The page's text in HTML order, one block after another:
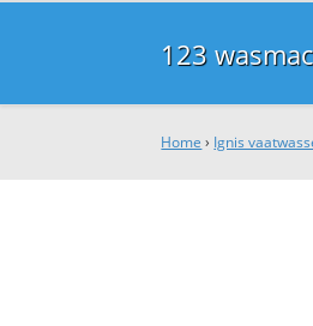
123
Home › Ignis